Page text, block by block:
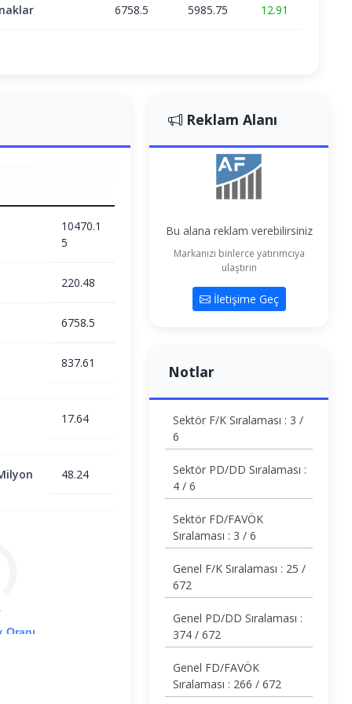
6758.5 5985.75 12.91
10470.1
5
220.48
6758.5
837.61
17.64
48.24
Oranı
Reklam Alanı
Bu alana reklam verebilirsiniz
Markanızı binlerce yatırımcıya
ulaştırın
İletişime Geç
Notlar
Sektör F/K Sıralaması : 3 /
6
Sektör PD/DD Sıralaması :
4 / 6
Sektör FD/FAVÖK
Sıralaması : 3 / 6
Genel F/K Sıralaması : 25 /
672
Genel PD/DD Sıralaması :
374 / 672
Genel FD/FAVÖK
Sıralaması : 266 / 672